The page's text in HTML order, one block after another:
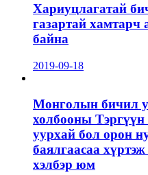
Хариуцлагатай
газартай хамтарч
байна
2019-09-18
Монголын бичил
холбооны
уурхай бол орон
баялгаасаа
хэлбэр юм